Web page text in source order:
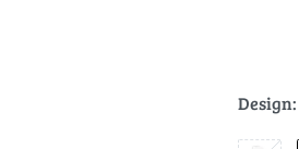
Design: